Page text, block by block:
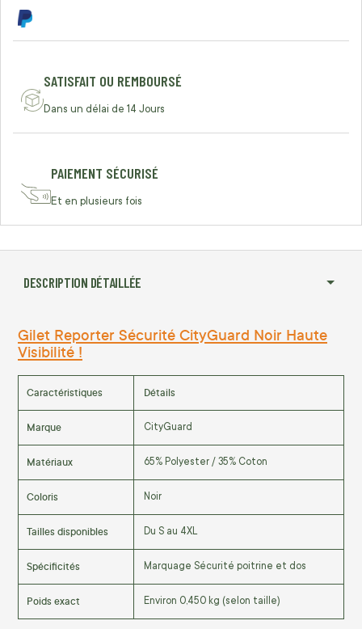
SATISFAIT OU REMBOURSÉ
Dans un délai de 14 Jours
PAIEMENT SÉCURISÉ
Et en plusieurs fois
DESCRIPTION DÉTAILLÉE
Gilet Reporter Sécurité CityGuard Noir Haute
Visibilité !
Caractéristiques Détails
Marque CityGuard
Matériaux 65% Polyester / 35% Coton
Coloris Noir
Tailles disponibles Du S au 4XL
Spécificités Marquage Sécurité poitrine et dos
Poids exact Environ 0,450 kg (selon taille)